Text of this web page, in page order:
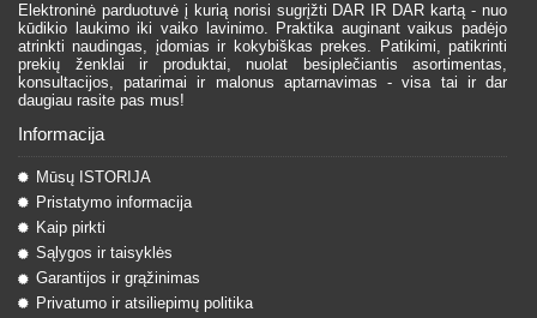
Elektroninė parduotuvė į kurią norisi sugrįžti DAR IR DAR kartą - nuo
kūdikio laukimo iki vaiko lavinimo. Praktika auginant vaikus padėjo
atrinkti naudingas, įdomias ir kokybiškas prekes. Patikimi, patikrinti
prekių ženklai ir produktai, nuolat besiplečiantis asortimentas,
konsultacijos, patarimai ir malonus aptarnavimas - visa tai ir dar
daugiau rasite pas mus!
Informacija
Mūsų ISTORIJA
Pristatymo informacija
Kaip pirkti
Sąlygos ir taisyklės
Garantijos ir grąžinimas
Privatumo ir atsiliepimų politika